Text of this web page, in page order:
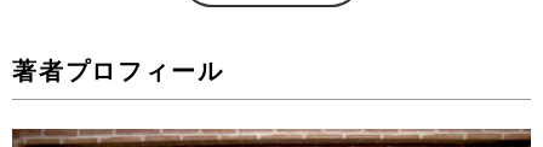
著者プロフィール